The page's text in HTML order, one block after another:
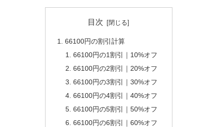
目次
66100円の割引計算
66100円の1割引｜10%オフ
66100円の2割引｜20%オフ
66100円の3割引｜30%オフ
66100円の4割引｜40%オフ
66100円の5割引｜50%オフ
66100円の6割引｜60%オフ